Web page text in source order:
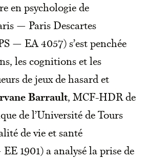
en psychologie de
— Paris Descartes
— EA 4057) s’est penchée
les cognitions et les
de jeux de hasard et
Barrault, MCF-HDR de
de l’Université de Tours
de vie et santé
1901) a analysé la prise de